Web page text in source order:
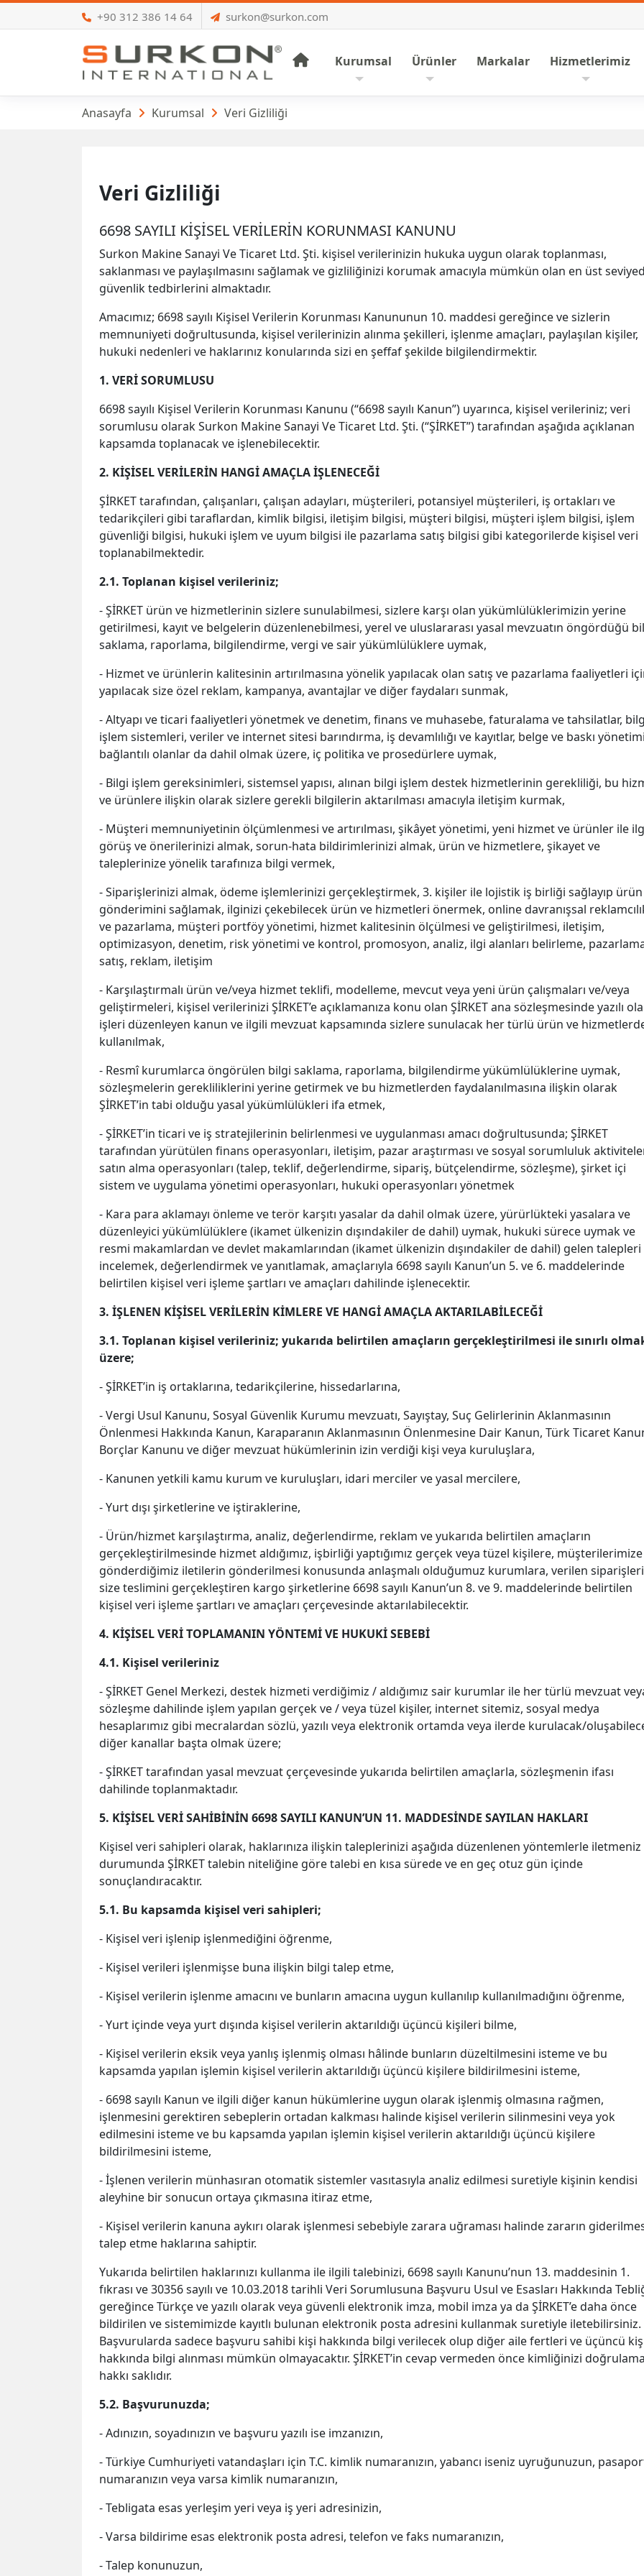
+90 312 386 14 64 surkon@surkon.com
Anasayfa
Kurumsal Ürünler Markalar Hizmetlerimiz
Kurumsal
Anasayfa Kurumsal Veri Gizliliği
Veri Gizliliği
6698 SAYILI KİŞİSEL VERİLERİN KORUNMASI KANUNU
Surkon Makine Sanayi Ve Ticaret Ltd. Şti. kişisel verilerinizin hukuka uygun olarak toplanması,
saklanması ve paylaşılmasını sağlamak ve gizliliğinizi korumak amacıyla mümkün olan en üst
güvenlik tedbirlerini almaktadır.
Amacımız; 6698 sayılı Kişisel Verilerin Korunması Kanununun 10. maddesi gereğince ve sizlerin
memnuniyeti doğrultusunda, kişisel verilerinizin alınma şekilleri, işlenme amaçları, paylaşılan kişiler,
hukuki nedenleri ve haklarınız konularında sizi en şeffaf şekilde bilgilendirmektir.
1. VERİ SORUMLUSU
6698 sayılı Kişisel Verilerin Korunması Kanunu (“6698 sayılı Kanun”) uyarınca, kişisel verileriniz; veri
sorumlusu olarak Surkon Makine Sanayi Ve Ticaret Ltd. Şti. (“ŞİRKET”) tarafından aşağıda açıklanan
kapsamda toplanacak ve işlenebilecektir.
2. KİŞİSEL VERİLERİN HANGİ AMAÇLA İŞLENECEĞİ
ŞİRKET tarafından, çalışanları, çalışan adayları, müşterileri, potansiyel müşterileri, iş ortakları ve
tedarikçileri gibi taraflardan, kimlik bilgisi, iletişim bilgisi, müşteri bilgisi, müşteri işlem bilgisi, işlem
güvenliği bilgisi, hukuki işlem ve uyum bilgisi ile pazarlama satış bilgisi gibi kategorilerde kişisel veri
toplanabilmektedir.
2.1. Toplanan kişisel verileriniz;
- ŞİRKET ürün ve hizmetlerinin sizlere sunulabilmesi, sizlere karşı olan yükümlülüklerimizin yerine
getirilmesi, kayıt ve belgelerin düzenlenebilmesi, yerel ve uluslararası yasal mevzuatın öngördüğü
saklama, raporlama, bilgilendirme, vergi ve sair yükümlülüklere uymak,
- Hizmet ve ürünlerin kalitesinin artırılmasına yönelik yapılacak olan satış ve pazarlama faaliyetleri
yapılacak size özel reklam, kampanya, avantajlar ve diğer faydaları sunmak,
- Altyapı ve ticari faaliyetleri yönetmek ve denetim, finans ve muhasebe, faturalama ve tahsilatlar,
işlem sistemleri, veriler ve internet sitesi barındırma, iş devamlılığı ve kayıtlar, belge ve baskı
bağlantılı olanlar da dahil olmak üzere, iç politika ve prosedürlere uymak,
- Bilgi işlem gereksinimleri, sistemsel yapısı, alınan bilgi işlem destek hizmetlerinin gerekliliği, bu
ve ürünlere ilişkin olarak sizlere gerekli bilgilerin aktarılması amacıyla iletişim kurmak,
- Müşteri memnuniyetinin ölçümlenmesi ve artırılması, şikâyet yönetimi, yeni hizmet ve ürünler ile
görüş ve önerilerinizi almak, sorun-hata bildirimlerinizi almak, ürün ve hizmetlere, şikayet ve
taleplerinize yönelik tarafınıza bilgi vermek,
- Siparişlerinizi almak, ödeme işlemlerinizi gerçekleştirmek, 3. kişiler ile lojistik iş birliği sağlayıp ürün
gönderimini sağlamak, ilginizi çekebilecek ürün ve hizmetleri önermek, online davranışsal
ve pazarlama, müşteri portföy yönetimi, hizmet kalitesinin ölçülmesi ve geliştirilmesi, iletişim,
optimizasyon, denetim, risk yönetimi ve kontrol, promosyon, analiz, ilgi alanları belirleme,
satış, reklam, iletişim
- Karşılaştırmalı ürün ve/veya hizmet teklifi, modelleme, mevcut veya yeni ürün çalışmaları ve/veya
geliştirmeleri, kişisel verilerinizi ŞİRKET’e açıklamanıza konu olan ŞİRKET ana sözleşmesinde yazılı
işleri düzenleyen kanun ve ilgili mevzuat kapsamında sizlere sunulacak her türlü ürün ve
kullanılmak,
- Resmî kurumlarca öngörülen bilgi saklama, raporlama, bilgilendirme yükümlülüklerine uymak,
sözleşmelerin gerekliliklerini yerine getirmek ve bu hizmetlerden faydalanılmasına ilişkin olarak
ŞİRKET’in tabi olduğu yasal yükümlülükleri ifa etmek,
- ŞİRKET’in ticari ve iş stratejilerinin belirlenmesi ve uygulanması amacı doğrultusunda; ŞİRKET
tarafından yürütülen finans operasyonları, iletişim, pazar araştırması ve sosyal sorumluluk
satın alma operasyonları (talep, teklif, değerlendirme, sipariş, bütçelendirme, sözleşme), şirket içi
sistem ve uygulama yönetimi operasyonları, hukuki operasyonları yönetmek
- Kara para aklamayı önleme ve terör karşıtı yasalar da dahil olmak üzere, yürürlükteki yasalara ve
düzenleyici yükümlülüklere (ikamet ülkenizin dışındakiler de dahil) uymak, hukuki sürece uymak ve
resmi makamlardan ve devlet makamlarından (ikamet ülkenizin dışındakiler de dahil) gelen talepleri
incelemek, değerlendirmek ve yanıtlamak, amaçlarıyla 6698 sayılı Kanun’un 5. ve 6. maddelerinde
belirtilen kişisel veri işleme şartları ve amaçları dahilinde işlenecektir.
3. İŞLENEN KİŞİSEL VERİLERİN KİMLERE VE HANGİ AMAÇLA AKTARILABİLECEĞİ
3.1. Toplanan kişisel verileriniz; yukarıda belirtilen amaçların gerçekleştirilmesi ile sınırlı
üzere;
- ŞİRKET’in iş ortaklarına, tedarikçilerine, hissedarlarına,
- Vergi Usul Kanunu, Sosyal Güvenlik Kurumu mevzuatı, Sayıştay, Suç Gelirlerinin Aklanmasının
Önlenmesi Hakkında Kanun, Karaparanın Aklanmasının Önlenmesine Dair Kanun, Türk Ticaret
Borçlar Kanunu ve diğer mevzuat hükümlerinin izin verdiği kişi veya kuruluşlara,
- Kanunen yetkili kamu kurum ve kuruluşları, idari merciler ve yasal mercilere,
- Yurt dışı şirketlerine ve iştiraklerine,
- Ürün/hizmet karşılaştırma, analiz, değerlendirme, reklam ve yukarıda belirtilen amaçların
gerçekleştirilmesinde hizmet aldığımız, işbirliği yaptığımız gerçek veya tüzel kişilere, müşterilerimize
gönderdiğimiz iletilerin gönderilmesi konusunda anlaşmalı olduğumuz kurumlara, verilen
size teslimini gerçekleştiren kargo şirketlerine 6698 sayılı Kanun’un 8. ve 9. maddelerinde belirtilen
kişisel veri işleme şartları ve amaçları çerçevesinde aktarılabilecektir.
4. KİŞİSEL VERİ TOPLAMANIN YÖNTEMİ VE HUKUKİ SEBEBİ
4.1. Kişisel verileriniz
- ŞİRKET Genel Merkezi, destek hizmeti verdiğimiz / aldığımız sair kurumlar ile her türlü mevzuat
sözleşme dahilinde işlem yapılan gerçek ve / veya tüzel kişiler, internet sitemiz, sosyal medya
hesaplarımız gibi mecralardan sözlü, yazılı veya elektronik ortamda veya ilerde kurulacak/
diğer kanallar başta olmak üzere;
- ŞİRKET tarafından yasal mevzuat çerçevesinde yukarıda belirtilen amaçlarla, sözleşmenin ifası
dahilinde toplanmaktadır.
5. KİŞİSEL VERİ SAHİBİNİN 6698 SAYILI KANUN’UN 11. MADDESİNDE SAYILAN HAKLARI
Kişisel veri sahipleri olarak, haklarınıza ilişkin taleplerinizi aşağıda düzenlenen yöntemlerle iletmeniz
durumunda ŞİRKET talebin niteliğine göre talebi en kısa sürede ve en geç otuz gün içinde
sonuçlandıracaktır.
5.1. Bu kapsamda kişisel veri sahipleri;
- Kişisel veri işlenip işlenmediğini öğrenme,
- Kişisel verileri işlenmişse buna ilişkin bilgi talep etme,
- Kişisel verilerin işlenme amacını ve bunların amacına uygun kullanılıp kullanılmadığını öğrenme,
- Yurt içinde veya yurt dışında kişisel verilerin aktarıldığı üçüncü kişileri bilme,
- Kişisel verilerin eksik veya yanlış işlenmiş olması hâlinde bunların düzeltilmesini isteme ve bu
kapsamda yapılan işlemin kişisel verilerin aktarıldığı üçüncü kişilere bildirilmesini isteme,
- 6698 sayılı Kanun ve ilgili diğer kanun hükümlerine uygun olarak işlenmiş olmasına rağmen,
işlenmesini gerektiren sebeplerin ortadan kalkması halinde kişisel verilerin silinmesini veya yok
edilmesini isteme ve bu kapsamda yapılan işlemin kişisel verilerin aktarıldığı üçüncü kişilere
bildirilmesini isteme,
- İşlenen verilerin münhasıran otomatik sistemler vasıtasıyla analiz edilmesi suretiyle kişinin kendisi
aleyhine bir sonucun ortaya çıkmasına itiraz etme,
- Kişisel verilerin kanuna aykırı olarak işlenmesi sebebiyle zarara uğraması halinde zararın
talep etme haklarına sahiptir.
Yukarıda belirtilen haklarınızı kullanma ile ilgili talebinizi, 6698 sayılı Kanunu’nun 13. maddesinin 1.
fıkrası ve 30356 sayılı ve 10.03.2018 tarihli Veri Sorumlusuna Başvuru Usul ve Esasları Hakkında
gereğince Türkçe ve yazılı olarak veya güvenli elektronik imza, mobil imza ya da ŞİRKET’e daha önce
bildirilen ve sistemimizde kayıtlı bulunan elektronik posta adresini kullanmak suretiyle iletebilirsiniz.
Başvurularda sadece başvuru sahibi kişi hakkında bilgi verilecek olup diğer aile fertleri ve üçüncü
hakkında bilgi alınması mümkün olmayacaktır. ŞİRKET’in cevap vermeden önce kimliğinizi
hakkı saklıdır.
5.2. Başvurunuzda;
- Adınızın, soyadınızın ve başvuru yazılı ise imzanızın,
- Türkiye Cumhuriyeti vatandaşları için T.C. kimlik numaranızın, yabancı iseniz uyruğunuzun,
numaranızın veya varsa kimlik numaranızın,
- Tebligata esas yerleşim yeri veya iş yeri adresinizin,
- Varsa bildirime esas elektronik posta adresi, telefon ve faks numaranızın,
- Talep konunuzun,